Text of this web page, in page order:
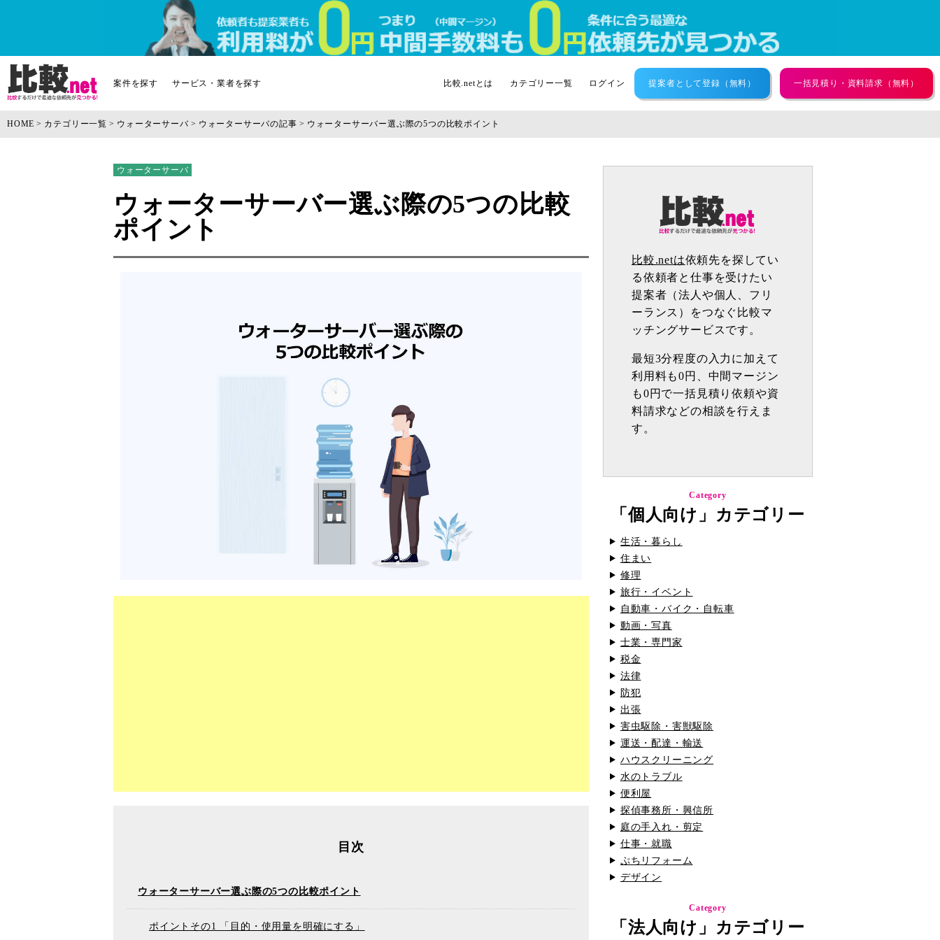
案件を探す サービス・業者を探す 比較.netとは カテゴリー一覧 ログイン 提案者として登録（無料） 一括見積り・資料請求（無料）
HOME カテゴリー一覧 ウォーターサーバ ウォーターサーバの記事 ウォーターサーバー選ぶ際の5つの比較ポイント
ウォーターサーバ
ウォーターサーバー選ぶ際の5つの比較
ポイント
目次
ウォーターサーバー選ぶ際の5つの比較ポイント
ポイントその1 「目的・使用量を明確にする」
比較.netは依頼先を探してい
る依頼者と仕事を受けたい
提案者（法人や個人、フリ
ーランス）をつなぐ比較マ
ッチングサービスです。
最短3分程度の入力に加えて
利用料も0円、中間マージン
も0円で一括見積り依頼や資
料請求などの相談を行えま
す。
Category
「個人向け」カテゴリー
生活・暮らし
住まい
修理
旅行・イベント
自動車・バイク・自転車
動画・写真
士業・専門家
税金
法律
防犯
出張
害虫駆除・害獣駆除
運送・配達・輸送
ハウスクリーニング
水のトラブル
便利屋
探偵事務所・興信所
庭の手入れ・剪定
仕事・就職
ぷちリフォーム
デザイン
Category
「法人向け」カテゴリー